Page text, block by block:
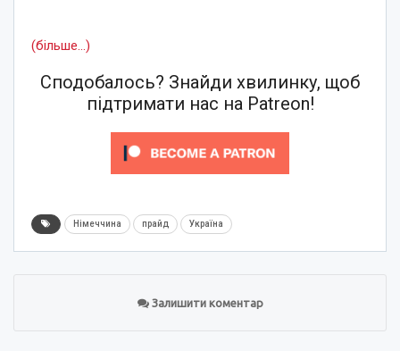
(більше…)
Сподобалось? Знайди хвилинку, щоб
підтримати нас на Patreon!
Німеччина прайд Україна
Залишити коментар